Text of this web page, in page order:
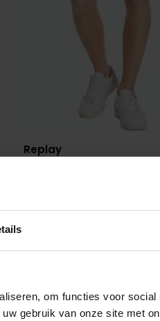
om functies voor social
gebruik van onze site met
Replay